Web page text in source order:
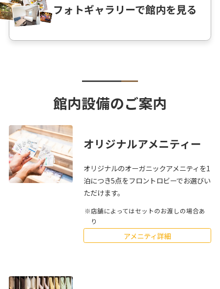
フォトギャラリーで館内を見る
館内設備のご案内
オリジナルアメニティー
オリジナルのオーガニックアメニティを1
泊につき5点をフロントロビーでお選びい
ただけます。
店舗によってはセットのお渡しの場合あ
り
アメニティ詳細